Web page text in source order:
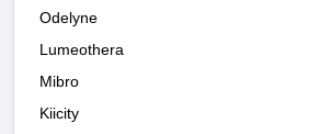
Odelyne
Lumeothera
Mibro
Kiicity